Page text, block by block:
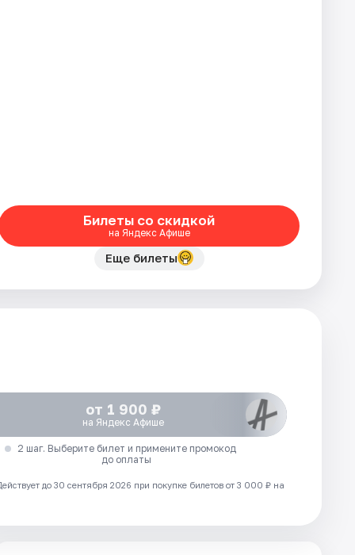
Билеты со скидкой
на Яндекс Афише
Еще билеты
от 1 900 ₽
на Яндекс Афише
2 шаг. Выберите билет и примените промокод
до оплаты
до 30 сентября 2026 при покупке билетов от 3 000 ₽ на